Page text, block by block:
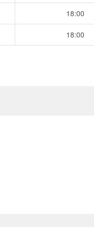
18:00
18:00